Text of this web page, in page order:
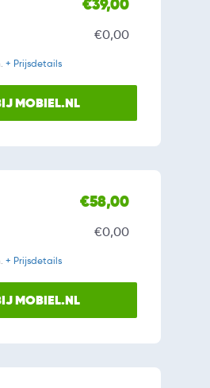
€39,00
€0,00
+ Prijsdetails
MOBIEL.NL
€58,00
€0,00
+ Prijsdetails
MOBIEL.NL